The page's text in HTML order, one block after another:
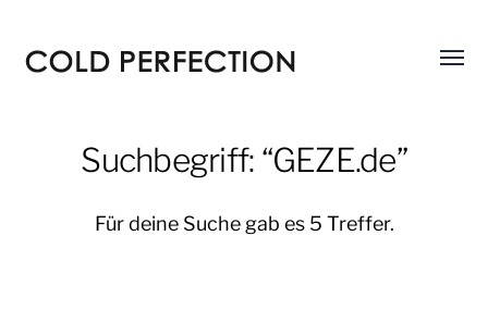
Menü
Suchbegriff: “GEZE.de”
Für deine Suche gab es 5 Treffer.